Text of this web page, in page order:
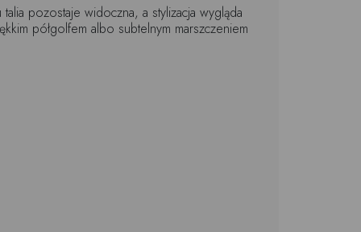
pozostaje widoczna, a stylizacja wygląda
półgolfem albo subtelnym marszczeniem